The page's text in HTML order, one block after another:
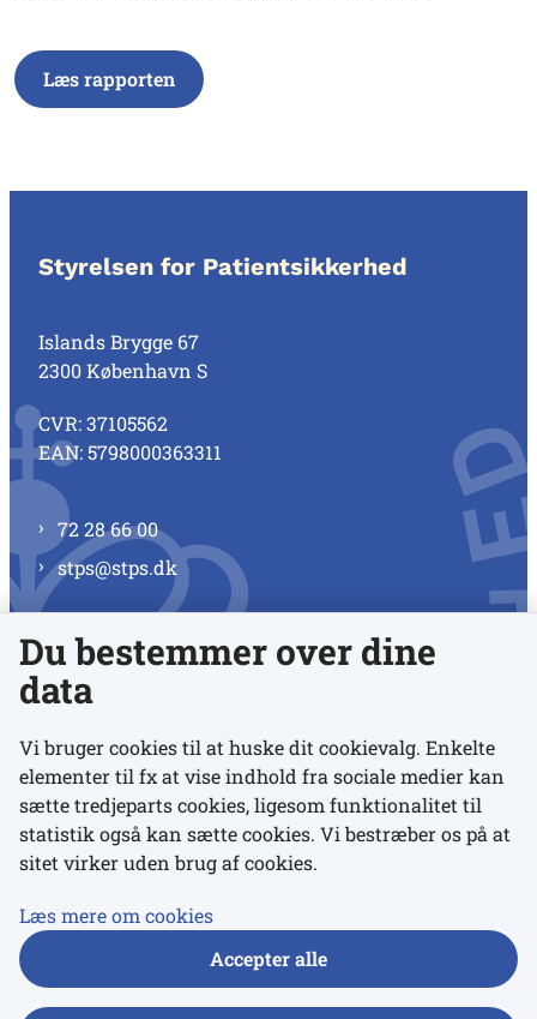
Læs rapporten
Styrelsen for Patientsikkerhed
Islands Brygge 67
2300 København S
CVR: 37105562
EAN: 5798000363311
72 28 66 00
stps@stps.dk
Se alle kontaktnumre
Links
Udgivelser
Du bestemmer over dine
data
Vi bruger cookies til at huske dit cookievalg. Enkelte
elementer til fx at vise indhold fra sociale medier kan
sætte tredjeparts cookies, ligesom funktionalitet til
statistik også kan sætte cookies. Vi bestræber os på at
sitet virker uden brug af cookies.
Læs mere om cookies
Accepter alle